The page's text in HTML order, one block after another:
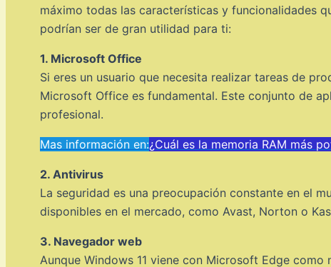
máximo todas las características y funcionalidades
podrían ser de gran utilidad para ti:
1. Microsoft Office
Si eres un usuario que necesita realizar tareas de
Microsoft Office es fundamental. Este conjunto de
profesional.
Mas información en:¿Cuál es la memoria RAM más
2. Antivirus
La seguridad es una preocupación constante en el
disponibles en el mercado, como Avast, Norton o
3. Navegador web
Aunque Windows 11 viene con Microsoft Edge